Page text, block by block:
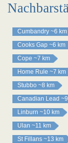
Cumbandry ~6 km
Cooks Gap ~6 km
Cope ~7 km
Home Rule ~7 km
Stubbo ~8 km
Canadian Lead
Linburn ~10 km
Ulan ~11 km
St Fillans ~13 km